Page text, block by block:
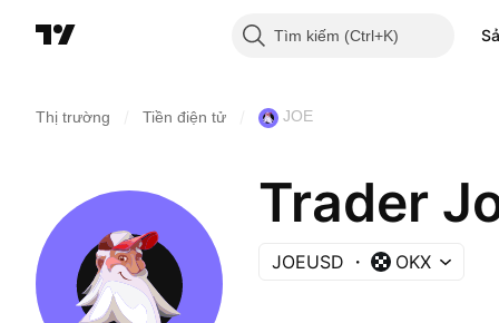
Tìm kiếm
Thị trường Tiền điện tử JOE
Trader
JOEUSD OKX